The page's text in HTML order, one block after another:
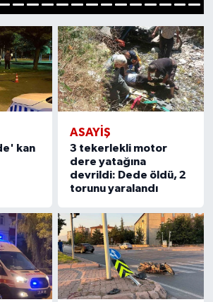
kan
ASAYIŞ
3 tekerlekli motor
dere yatağına
devrildi: Dede öldü, 2
torunu yaralandı